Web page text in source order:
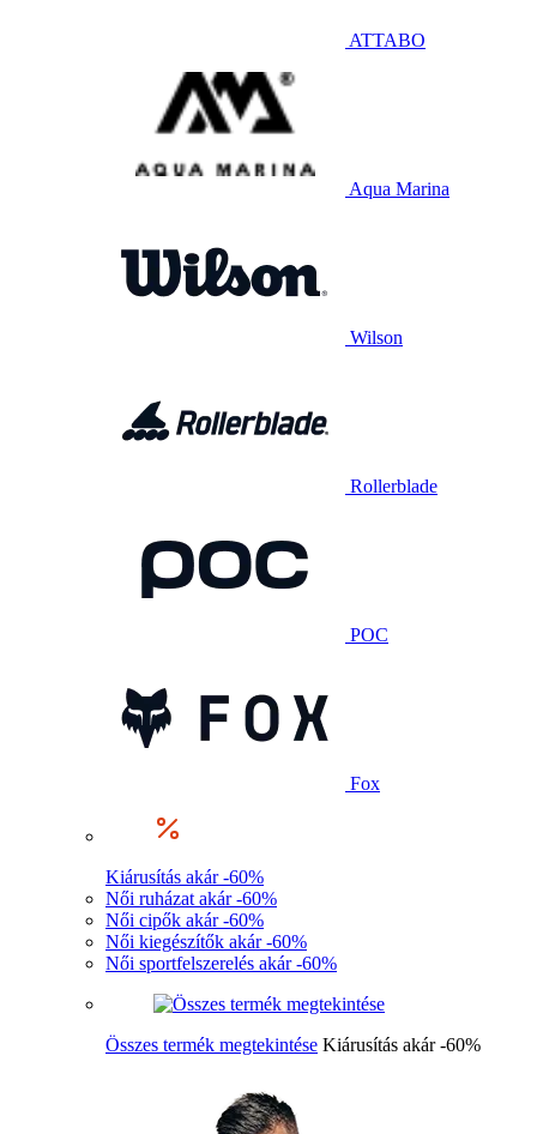
ATTABO
Aqua Marina
Wilson
Rollerblade
POC
Fox
Kiárusítás akár -60%
Női ruházat akár -60%
Női cipők akár -60%
Női kiegészítők akár -60%
Női sportfelszerelés akár -60%
Összes termék megtekintése Kiárusítás akár -60%